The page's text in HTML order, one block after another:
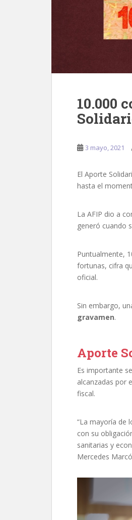
10.000
3 mayo, 2021
El Aporte
hasta el
La AFIP dio a
generó cuando
Puntualmente,
fortunas, cifra
oficial.
Sin embargo,
gravamen.
Aporte
Es importante
alcanzadas por
fiscal.
“La mayoría de
con su
sanitarias y
Mercedes